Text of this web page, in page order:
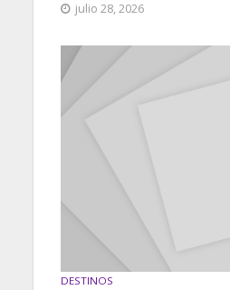
julio 28, 2026
DESTINOS